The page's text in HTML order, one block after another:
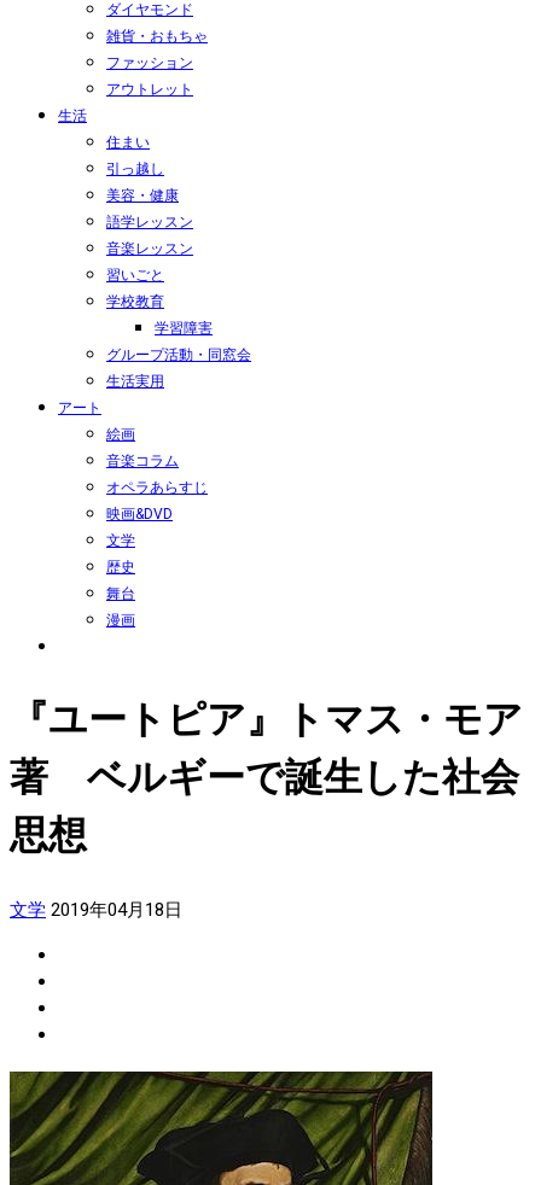
ダイヤモンド
雑貨・おもちゃ
ファッション
アウトレット
生活
住まい
引っ越し
美容・健康
語学レッスン
音楽レッスン
習いごと
学校教育
学習障害
グループ活動・同窓会
生活実用
アート
絵画
音楽コラム
オペラあらすじ
映画&DVD
文学
歴史
舞台
漫画
『ユートピア』トマス・モア
著 ベルギーで誕生した社会
思想
文学 2019年04月18日